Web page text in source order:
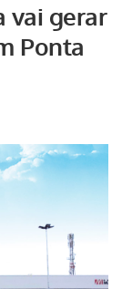
vai gerar
Ponta